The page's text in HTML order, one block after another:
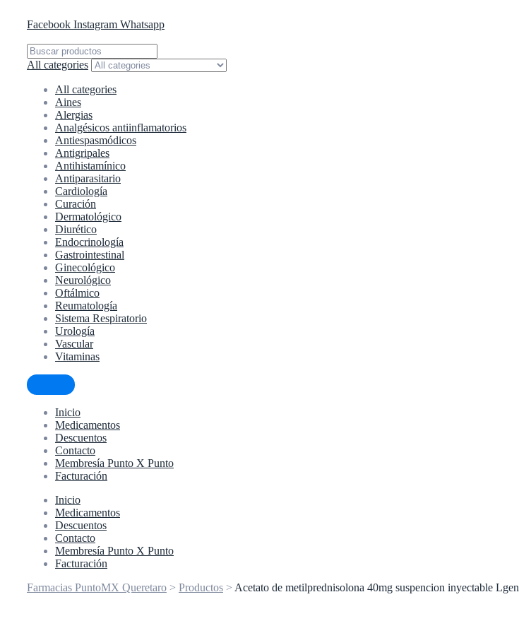
Facebook Instagram Whatsapp
All categories
All categories
Aines
Alergias
Analgésicos antiinflamatorios
Antiespasmódicos
Antigripales
Antihistamínico
Antiparasitario
Cardiología
Curación
Dermatológico
Diurético
Endocrinología
Gastrointestinal
Ginecológico
Neurológico
Oftálmico
Reumatología
Sistema Respiratorio
Urología
Vascular
Vitaminas
Inicio
Medicamentos
Descuentos
Contacto
Membresía Punto X Punto
Facturación
Inicio
Medicamentos
Descuentos
Contacto
Membresía Punto X Punto
Facturación
Farmacias PuntoMX Queretaro > Productos > Acetato de metilprednisolona 40mg suspencion inyectable Lgen